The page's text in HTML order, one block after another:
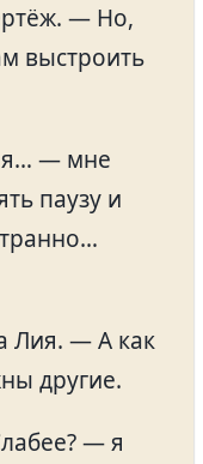
— Но,
выстроить
я… — мне
паузу и
Лия. — А как
другие.
— я